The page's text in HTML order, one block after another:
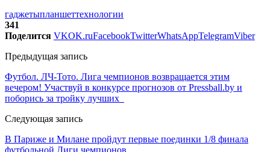
гаджетыпланшеттехнологии
341
Поделится VKOK.ruFacebookTwitterWhatsAppTelegramViber
Предыдущая запись
Футбол. ЛЧ-Тото. Лига чемпионов возвращается этим
вечером! Участвуй в конкурсе прогнозов от Pressball.by и
поборись за тройку лучших
Следующая запись
В Париже и Милане пройдут первые поединки 1/8 финала